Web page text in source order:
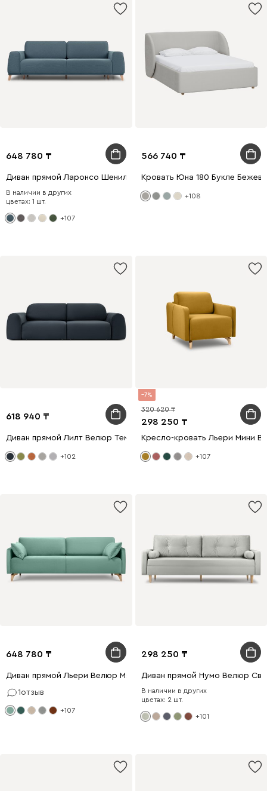
648 780
Диван прямой Ларонсо Шенилл Синий
В наличии в других
цветах: 1 шт.
+107
566 740
Кровать Юна 180 Букле
+108
618 940
Диван прямой Лилт Велюр Темно-синий
+102
7
298 250
320 620
Кресло-кровать Льери Мини
+107
648 780
Диван прямой Льери Велюр Мятный
1отзыв
+107
298 250
Диван прямой Нумо Велюр
В наличии в других
цветах: 2 шт.
+101